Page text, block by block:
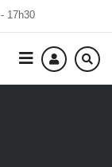
17h30